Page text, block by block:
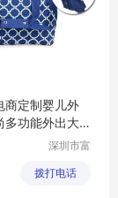
商定制婴儿外
多功能外出大
深圳市富
限公司
拨打电话